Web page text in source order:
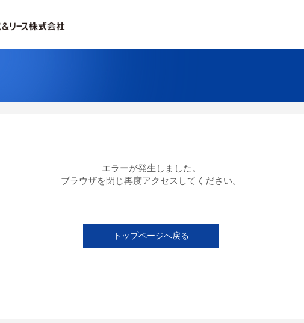
エラーが発生しました。
ブラウザを閉じ再度アクセスしてください。
トップページへ戻る